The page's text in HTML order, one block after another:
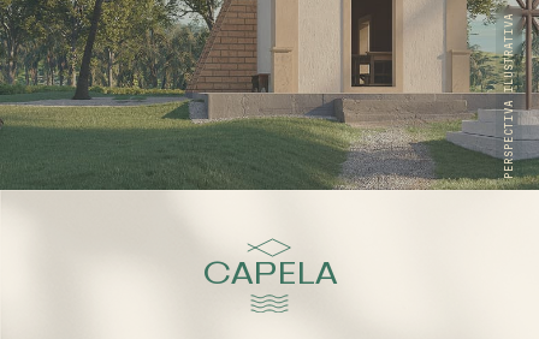
Condomínio Praia
de Guadalupe - Casas Altas
Condomínio Praia
de Guadalupe - Casas
PERSPECTIVA ILUSTRATIVA
CAPELA